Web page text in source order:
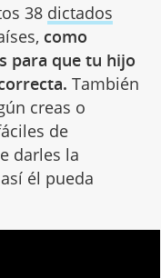
38 dictados
como
para que tu hijo
También
creas o
de
darles la
él pueda